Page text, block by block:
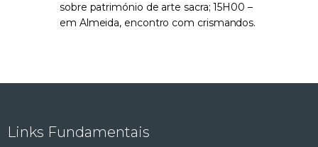
sobre património de arte sacra; 15H00 –
em Almeida, encontro com crismandos.
Links Fundamentais